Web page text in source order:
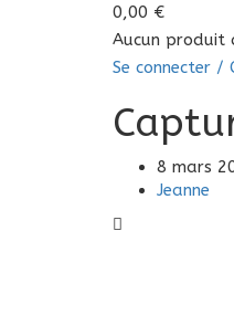
0,00 €
Aucun produit
Se connecter /
8 mars
Jeanne